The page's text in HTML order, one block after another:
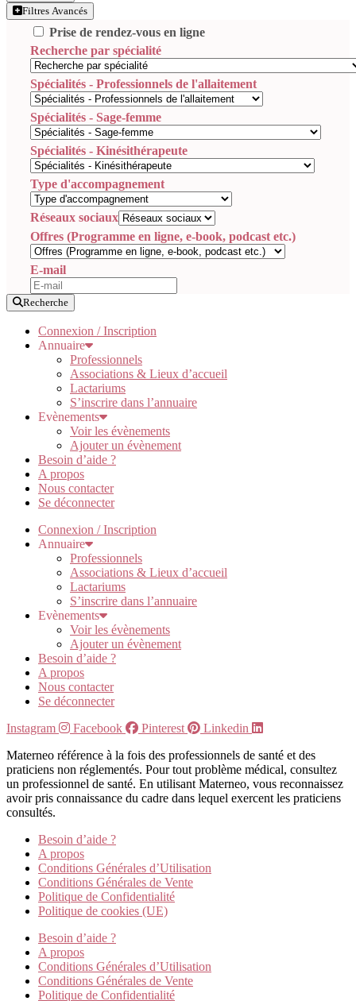
Filtres Avancés
Prise de rendez-vous en ligne
Recherche par spécialité
Spécialités - Professionnels de l'allaitement
Spécialités - Sage-femme
Spécialités - Kinésithérapeute
Type d'accompagnement
Réseaux sociaux
Offres (Programme en ligne, e-book, podcast etc.)
E-mail
Recherche
Connexion / Inscription
Annuaire
Professionnels
Associations & Lieux d’accueil
Lactariums
S’inscrire dans l’annuaire
Evènements
Voir les évènements
Ajouter un évènement
Besoin d’aide ?
A propos
Nous contacter
Se déconnecter
Connexion / Inscription
Annuaire
Professionnels
Associations & Lieux d’accueil
Lactariums
S’inscrire dans l’annuaire
Evènements
Voir les évènements
Ajouter un évènement
Besoin d’aide ?
A propos
Nous contacter
Se déconnecter
Instagram
Facebook Pinterest
Linkedin
Materneo référence à la fois des professionnels de santé et des
praticiens non réglementés. Pour tout problème médical, consultez
un professionnel de santé. En utilisant Materneo, vous reconnaissez
avoir pris connaissance du cadre dans lequel exercent les praticiens
consultés.
Besoin d’aide ?
A propos
Conditions Générales d’Utilisation
Conditions Générales de Vente
Politique de Confidentialité
Politique de cookies (UE)
Besoin d’aide ?
A propos
Conditions Générales d’Utilisation
Conditions Générales de Vente
Politique de Confidentialité